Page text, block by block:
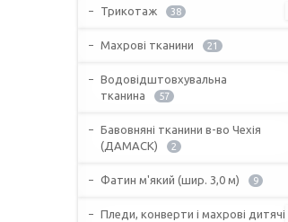
Трикотаж 38
Махрові тканини 21
Водовідштовхувальна
тканина
57
Бавовняні тканини в-во Чехія
(ДАМАСК)
2
Фатин м'який (шир. 3,0 м) 9
Пледи, конверти і махрові дитячі